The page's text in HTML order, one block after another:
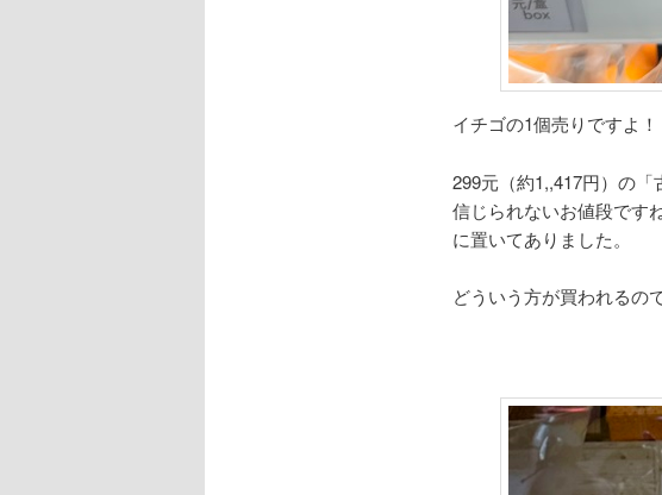
イチゴの1個売りですよ！
299元（約1,,417円）の「
信じられないお値段です
に置いてありました。
どういう方が買われるの